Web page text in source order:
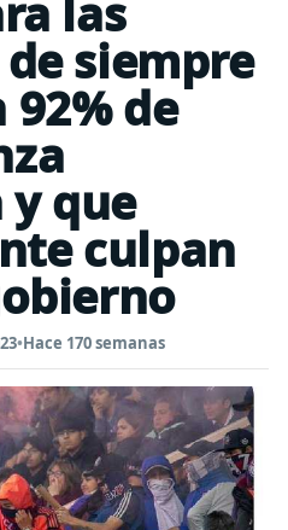
las
siempre
de
que
culpan
•Hace 170 semanas